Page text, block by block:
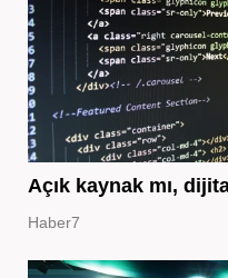
Açık kaynak mı,
Haber7